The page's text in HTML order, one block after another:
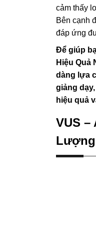
cảm thấy
Bên cạnh
đáp ứng
Để giúp
Hiệu Quả
dàng lựa
giảng
hiệu quả
VUS –
Lượng